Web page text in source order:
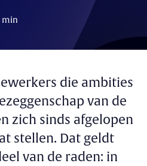
min
die ambities
van de
zich sinds afgelopen
stellen. Dat geldt
van de raden: in